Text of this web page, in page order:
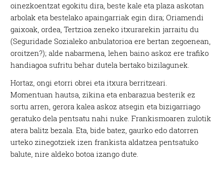
oinezkoentzat egokitu dira, beste kale eta plaza askotan
arbolak eta bestelako apaingarriak egin dira; Oriamendi
gaixoak, ordea, Tertzioa zeneko itxurarekin jarraitu du
(Seguridade Sozialeko anbulatorioa ere bertan zegoenean,
oroitzen?); alde nabarmena, lehen baino askoz ere trafiko
handiagoa sufritu behar dutela bertako bizilagunek.
Hortaz, ongi etorri obrei eta itxura berritzeari.
Momentuan hautsa, zikina eta enbarazua besterik ez
sortu arren, gerora kalea askoz atsegin eta bizigarriago
geratuko dela pentsatu nahi nuke. Frankismoaren zulotik
atera balitz bezala. Eta, bide batez, gaurko edo datorren
urteko zinegotziek izen frankista aldatzea pentsatuko
balute, nire aldeko botoa izango dute.